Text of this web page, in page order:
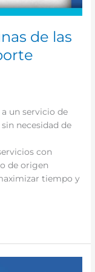
de las
un servicio de
necesidad de
con
de origen
tiempo y